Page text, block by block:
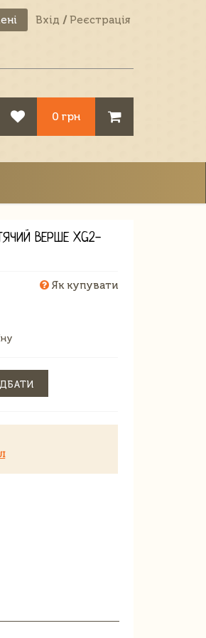
Вхід / Реєстрація
0 грн
ВЕРШЕ XG2-
Як купувати